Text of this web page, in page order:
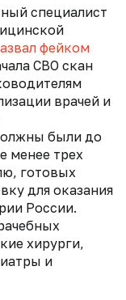
специалист
фейком
СВО скан
врачей и
были до
менее трех
готовых
для оказания
России.
хирурги,
и